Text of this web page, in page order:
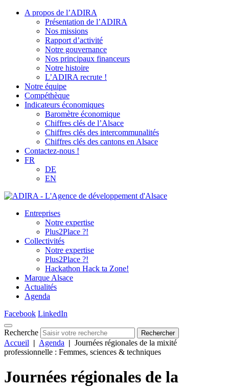
A propos de l’ADIRA
Présentation de l’ADIRA
Nos missions
Rapport d’activité
Notre gouvernance
Nos principaux financeurs
Notre histoire
L’ADIRA recrute !
Notre équipe
Compéthèque
Indicateurs économiques
Baromètre économique
Chiffres clés de l’Alsace
Chiffres clés des intercommunalités
Chiffres clés des cantons en Alsace
Contactez-nous !
FR
DE
EN
Entreprises
Notre expertise
Plus2Place ?!
Collectivités
Notre expertise
Plus2Place ?!
Hackathon Hack ta Zone!
Marque Alsace
Actualités
Agenda
Facebook LinkedIn
Recherche Rechercher
Accueil | Agenda | Journées régionales de la mixité
professionnelle : Femmes, sciences & techniques
Journées régionales de la